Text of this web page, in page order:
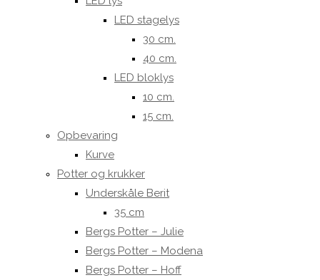
LED stagelys
30 cm.
40 cm.
LED bloklys
10 cm.
15 cm.
Opbevaring
Kurve
Potter og krukker
Underskåle Berit
35 cm
Bergs Potter – Julie
Bergs Potter – Modena
Bergs Potter – Hoff